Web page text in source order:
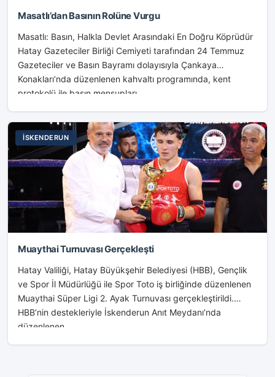
Masatlı’dan Basının Rolüne Vurgu
Masatlı: Basın, Halkla Devlet Arasındaki En Doğru Köprüdür
Hatay Gazeteciler Birliği Cemiyeti tarafından 24 Temmuz
Gazeteciler ve Basın Bayramı dolayısıyla Çankaya
Konakları’nda düzenlenen kahvaltı programında, kent
protokolü ile basın mensupları...
İSKENDERUN
Muaythai Turnuvası Gerçekleşti
Hatay Valiliği, Hatay Büyükşehir Belediyesi (HBB), Gençlik
ve Spor İl Müdürlüğü ile Spor Toto iş birliğinde düzenlenen
Muaythai Süper Ligi 2. Ayak Turnuvası gerçekleştirildi.
HBB’nin destekleriyle İskenderun Anıt Meydanı’nda
düzenlenen...